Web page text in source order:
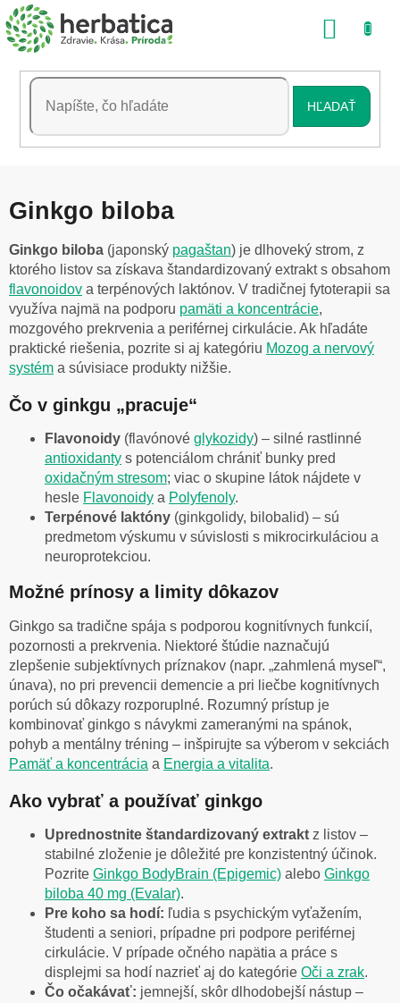
Prejsť
na
obsah
HĽADAŤ
Ginkgo biloba
Ginkgo biloba (japonský pagaštan) je dlhoveký strom, z
ktorého listov sa získava štandardizovaný extrakt s obsahom
flavonoidov a terpénových laktónov. V tradičnej fytoterapii sa
využíva najmä na podporu pamäti a koncentrácie,
mozgového prekrvenia a periférnej cirkulácie. Ak hľadáte
praktické riešenia, pozrite si aj kategóriu Mozog a nervový
systém a súvisiace produkty nižšie.
Čo v ginkgu „pracuje“
Flavonoidy (flavónové glykozidy) – silné rastlinné
antioxidanty s potenciálom chrániť bunky pred
oxidačným stresom; viac o skupine látok nájdete v
hesle Flavonoidy a Polyfenoly.
Terpénové laktóny (ginkgolidy, bilobalid) – sú
predmetom výskumu v súvislosti s mikrocirkuláciou a
neuroprotekciou.
Možné prínosy a limity dôkazov
Ginkgo sa tradične spája s podporou kognitívnych funkcií,
pozornosti a prekrvenia. Niektoré štúdie naznačujú
zlepšenie subjektívnych príznakov (napr. „zahmlená myseľ“,
únava), no pri prevencii demencie a pri liečbe kognitívnych
porúch sú dôkazy rozporuplné. Rozumný prístup je
kombinovať ginkgo s návykmi zameranými na spánok,
pohyb a mentálny tréning – inšpirujte sa výberom v sekciách
Pamäť a koncentrácia a Energia a vitalita.
Ako vybrať a používať ginkgo
Uprednostnite štandardizovaný extrakt z listov –
stabilné zloženie je dôležité pre konzistentný účinok.
Pozrite Ginkgo BodyBrain (Epigemic) alebo Ginkgo
biloba 40 mg (Evalar).
Pre koho sa hodí: ľudia s psychickým vyťažením,
študenti a seniori, prípadne pri podpore periférnej
cirkulácie. V prípade očného napätia a práce s
displejmi sa hodí nazrieť aj do kategórie Oči a zrak.
Čo očakávať: jemnejší, skôr dlhodobejší nástup –